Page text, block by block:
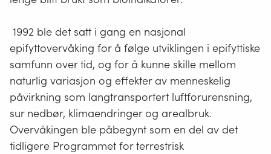
1992 ble det satt i gang en nasjonal
epifyttovervåking for å følge utviklingen i epifyttiske
samfunn over tid, og for å kunne skille mellom
naturlig variasjon og effekter av menneskelig
påvirkning som langtransportert luftforurensning,
sur nedbør, klimaendringer og arealbruk.
Overvåkingen ble påbegynt som en del av det
tidligere Programmet for terrestrisk